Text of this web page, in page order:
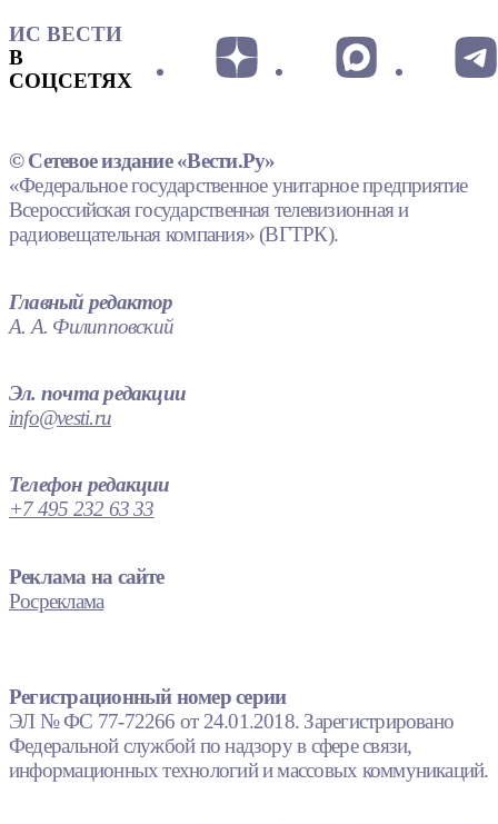
ИС ВЕСТИ
В
СОЦСЕТЯХ
© Сетевое издание «Вести.Ру»
«Федеральное государственное унитарное предприятие
Всероссийская государственная телевизионная и
радиовещательная компания» (ВГТРК).
Главный редактор
А. А. Филипповский
Эл. почта редакции
info@vesti.ru
Телефон редакции
+7 495 232 63 33
Реклама на сайте
Росреклама
Регистрационный номер серии
ЭЛ № ФС 77-72266 от 24.01.2018. Зарегистрировано
Федеральной службой по надзору в сфере связи,
информационных технологий и массовых коммуникаций.